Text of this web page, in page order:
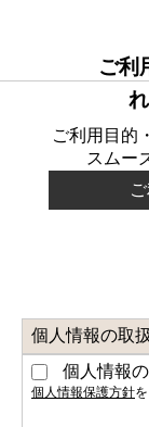
ご利
ご利用目的
スムー
祝勝会・
就任式・
イベント
社内研修
個人情報の取
個人情報
個人情報保護方針